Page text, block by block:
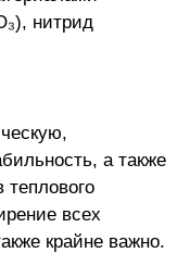
нитрид
а также
всех
крайне важно.